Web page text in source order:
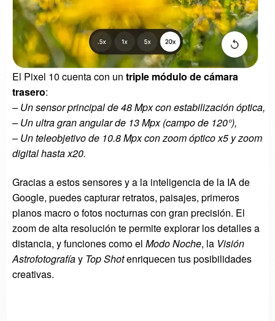
El Pixel 10 cuenta con un triple módulo de cámara
trasero:
– Un sensor principal de 48 Mpx con estabilización óptica,
– Un ultra gran angular de 13 Mpx (campo de 120°),
– Un teleobjetivo de 10.8 Mpx con zoom óptico x5 y zoom
digital hasta x20.
Gracias a estos sensores y a la inteligencia de la IA de
Google, puedes capturar retratos, paisajes, primeros
planos macro o fotos nocturnas con gran precisión. El
zoom de alta resolución te permite explorar los detalles a
distancia, y funciones como el Modo Noche, la Visión
Astrofotografíay Top Shotenriquecen tus posibilidades
creativas.